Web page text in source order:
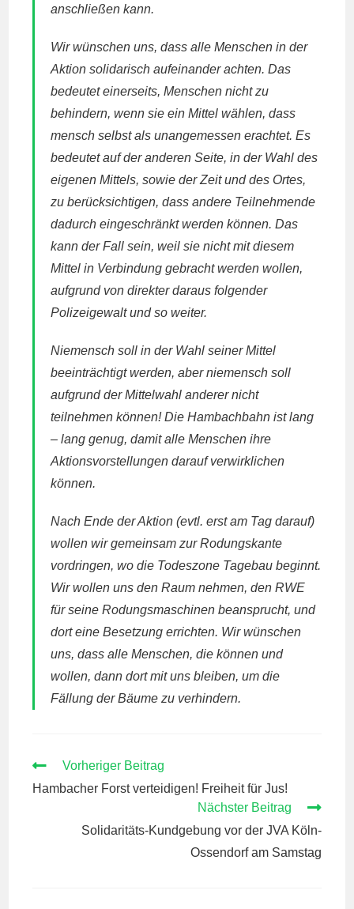
anschließen kann.
Wir wünschen uns, dass alle Menschen in der
Aktion solidarisch aufeinander achten. Das
bedeutet einerseits, Menschen nicht zu
behindern, wenn sie ein Mittel wählen, dass
mensch selbst als unangemessen erachtet. Es
bedeutet auf der anderen Seite, in der Wahl des
eigenen Mittels, sowie der Zeit und des Ortes,
zu berücksichtigen, dass andere Teilnehmende
dadurch eingeschränkt werden können. Das
kann der Fall sein, weil sie nicht mit diesem
Mittel in Verbindung gebracht werden wollen,
aufgrund von direkter daraus folgender
Polizeigewalt und so weiter.
Niemensch soll in der Wahl seiner Mittel
beeinträchtigt werden, aber niemensch soll
aufgrund der Mittelwahl anderer nicht
teilnehmen können! Die Hambachbahn ist lang
– lang genug, damit alle Menschen ihre
Aktionsvorstellungen darauf verwirklichen
können.
Nach Ende der Aktion (evtl. erst am Tag darauf)
wollen wir gemeinsam zur Rodungskante
vordringen, wo die Todeszone Tagebau beginnt.
Wir wollen uns den Raum nehmen, den RWE
für seine Rodungsmaschinen beansprucht, und
dort eine Besetzung errichten. Wir wünschen
uns, dass alle Menschen, die können und
wollen, dann dort mit uns bleiben, um die
Fällung der Bäume zu verhindern.
WEITERE
ANSEHEN
Vorheriger Beitrag
Hambacher Forst verteidigen! Freiheit für Jus!
Nächster Beitrag
Solidaritäts-Kundgebung vor der JVA Köln-
Ossendorf am Samstag